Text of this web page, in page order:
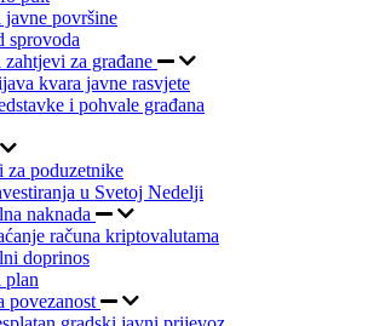
površine
sprovoda
za građane
kvara javne rasvjete
i pohvale građana
za poduzetnike
u Svetoj Nedelji
naknada
računa kriptovalutama
doprinos
plan
povezanost